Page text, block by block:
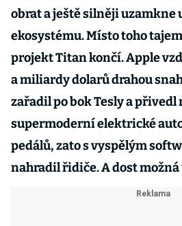
obrat a ještě silněji uzamkne
ekosystému. Místo toho
projekt Titan končí. Apple
a miliardy dolarů drahou
zařadil po bok Tesly a přivedl
supermoderní elektrické
pedálů, zato s vyspělým
nahradil řidiče. A dost možná